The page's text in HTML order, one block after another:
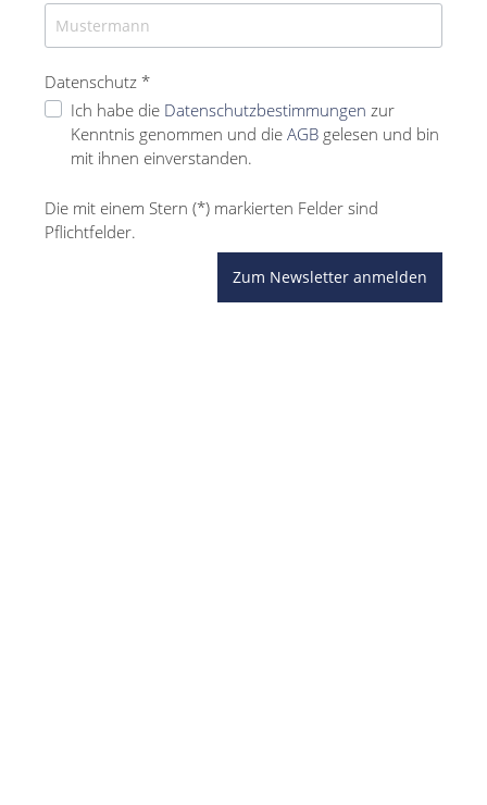
Datenschutz *
Ich habe die Datenschutzbestimmungen zur
Kenntnis genommen und die AGB gelesen und bin
mit ihnen einverstanden.
Die mit einem Stern (*) markierten Felder sind
Pflichtfelder.
Zum Newsletter anmelden